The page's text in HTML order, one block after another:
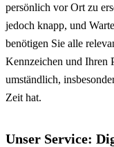
persönlich vor Ort zu
jedoch knapp, und
benötigen Sie alle
Kennzeichen und Ihren
umständlich,
Zeit hat.
Unser Service: